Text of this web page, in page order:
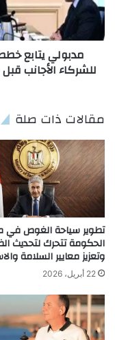
مدبولي يتابع
مقالات ذات صلة
تطوير سياحة الغوص في
الحكومة تتحرك لتحديث
وتعزيز معايير السلامة
22 أبريل، 2026